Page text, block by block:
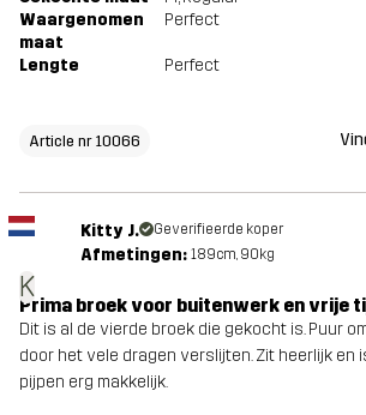
Waargenomen
maat
Perfect
Lengte Perfect
Article nr 10066
K
Kitty J. Geverifieerde koper
Afmetingen: 189cm, 90kg
Prima broek voor buitenwerk en vrije
Dit is al de vierde broek die gekocht is. Puur
door het vele dragen verslijten. Zit heerlijk en
pijpen erg makkelijk.